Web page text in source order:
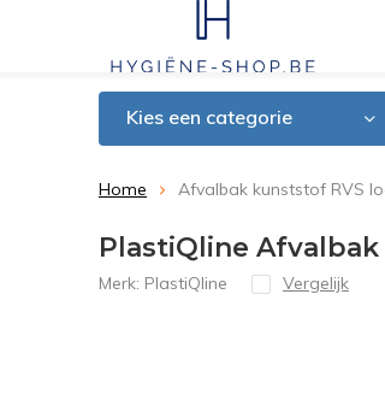
Kies een categorie
Home Afvalbak kunststof RVS
PlastiQline
Merk: PlastiQline Vergelijk